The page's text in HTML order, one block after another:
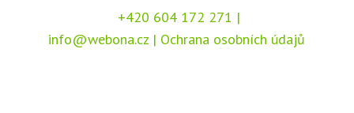
+420 604 172 271 |
info@webona.cz | Ochrana osobních údajů